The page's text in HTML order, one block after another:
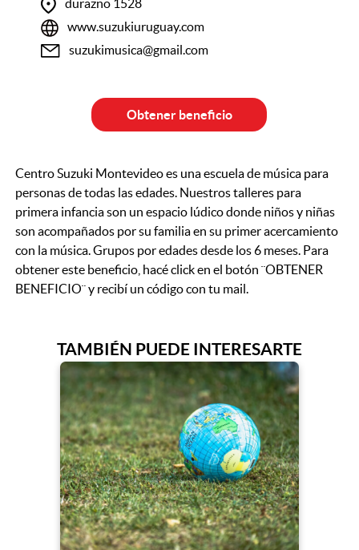
durazno 1528
www.suzukiuruguay.com
suzukimusica@gmail.com
Obtener beneficio
Centro Suzuki Montevideo es una escuela de música para
personas de todas las edades. Nuestros talleres para
primera infancia son un espacio lúdico donde niños y niñas
son acompañados por su familia en su primer acercamiento
con la música. Grupos por edades desde los 6 meses. Para
obtener este beneficio, hacé click en el botón ¨OBTENER
BENEFICIO¨ y recibí un código con tu mail.
TAMBIÉN PUEDE INTERESARTE